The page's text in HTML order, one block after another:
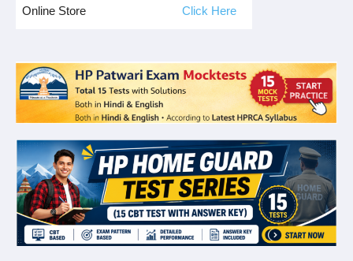
Online Store Click Here